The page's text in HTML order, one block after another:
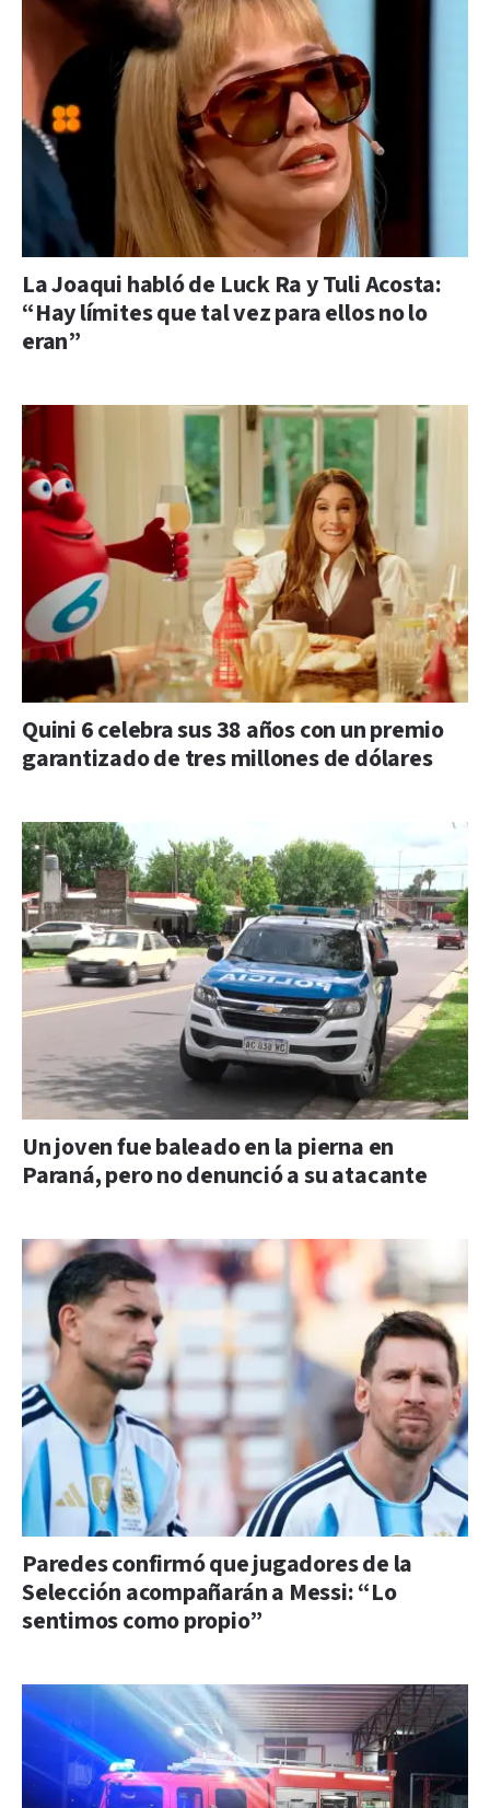
La Joaqui habló de Luck Ra y Tuli Acosta:
“Hay límites que tal vez para ellos no lo
eran”
Quini 6 celebra sus 38 años con un premio
garantizado de tres millones de dólares
Un joven fue baleado en la pierna en
Paraná, pero no denunció a su atacante
Paredes confirmó que jugadores de la
Selección acompañarán a Messi: “Lo
sentimos como propio”